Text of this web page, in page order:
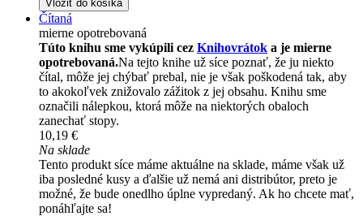
Vložiť do košíka
Čítaná
mierne opotrebovaná
Túto knihu sme vykúpili cez Knihovrátok a je mierne
opotrebovaná.Na tejto knihe už síce poznať, že ju niekto
čítal, môže jej chýbať prebal, nie je však poškodená tak, aby
to akokoľvek znižovalo zážitok z jej obsahu. Knihu sme
označili nálepkou, ktorá môže na niektorých obaloch
zanechať stopy.
10,19 €
Na sklade
Tento produkt síce máme aktuálne na sklade, máme však už
iba posledné kusy a ďalšie už nemá ani distribútor, preto je
možné, že bude onedlho úplne vypredaný. Ak ho chcete mať,
ponáhľajte sa!